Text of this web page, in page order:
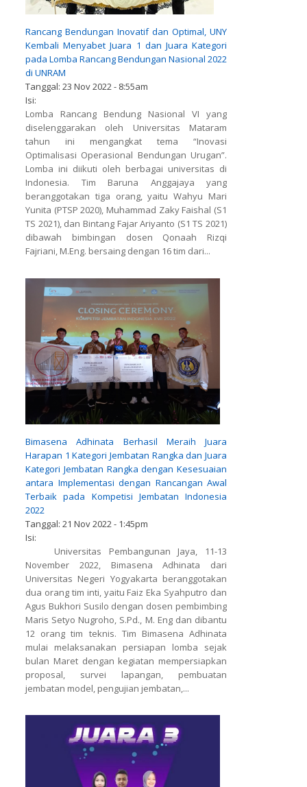
Rancang Bendungan Inovatif dan Optimal, UNY
Kembali Menyabet Juara 1 dan Juara Kategori
pada Lomba Rancang Bendungan Nasional 2022
di UNRAM
Tanggal: 23 Nov 2022 - 8:55am
Isi:
Lomba Rancang Bendung Nasional VI yang
diselenggarakan oleh Universitas Mataram
tahun ini mengangkat tema “Inovasi
Optimalisasi Operasional Bendungan Urugan”.
Lomba ini diikuti oleh berbagai universitas di
Indonesia. Tim Baruna Anggajaya yang
beranggotakan tiga orang, yaitu Wahyu Mari
Yunita (PTSP 2020), Muhammad Zaky Faishal (S1
TS 2021), dan Bintang Fajar Ariyanto (S1 TS 2021)
dibawah bimbingan dosen Qonaah Rizqi
Fajriani, M.Eng. bersaing dengan 16 tim dari...
Bimasena Adhinata Berhasil Meraih Juara
Harapan 1 Kategori Jembatan Rangka dan Juara
Kategori Jembatan Rangka dengan Kesesuaian
antara Implementasi dengan Rancangan Awal
Terbaik pada Kompetisi Jembatan Indonesia
2022
Tanggal: 21 Nov 2022 - 1:45pm
Isi:
Universitas Pembangunan Jaya, 11-13
November 2022, Bimasena Adhinata dari
Universitas Negeri Yogyakarta beranggotakan
dua orang tim inti, yaitu Faiz Eka Syahputro dan
Agus Bukhori Susilo dengan dosen pembimbing
Maris Setyo Nugroho, S.Pd., M. Eng dan dibantu
12 orang tim teknis. Tim Bimasena Adhinata
mulai melaksanakan persiapan lomba sejak
bulan Maret dengan kegiatan mempersiapkan
proposal, survei lapangan, pembuatan
jembatan model, pengujian jembatan,...